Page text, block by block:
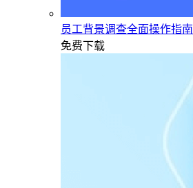
员工背景调查全面操作指南
免费下载